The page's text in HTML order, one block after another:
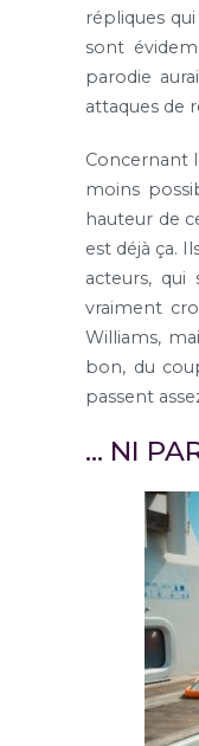
répliques
sont
parodie
attaques de
Concernant
moins
hauteur de
est déjà ça.
acteurs,
vraiment
Williams,
bon, du
passent
… NI